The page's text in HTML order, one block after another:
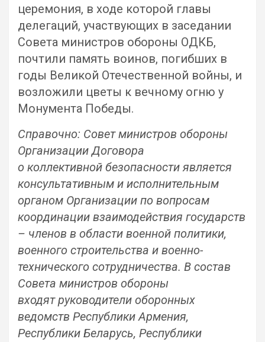
церемония, в ходе которой главы
делегаций, участвующих в заседании
Совета министров обороны ОДКБ,
почтили память воинов, погибших в
годы Великой Отечественной войны, и
возложили цветы к вечному огню у
Монумента Победы.
Справочно: Совет министров обороны
Организации Договора
о коллективной безопасности является
консультативным и исполнительным
органом Организации по вопросам
координации взаимодействия государств
– членов в области военной политики,
военного строительства и военно-
технического сотрудничества. В состав
Совета министров обороны
входят руководители оборонных
ведомств Республики Армения,
Республики Беларусь, Республики